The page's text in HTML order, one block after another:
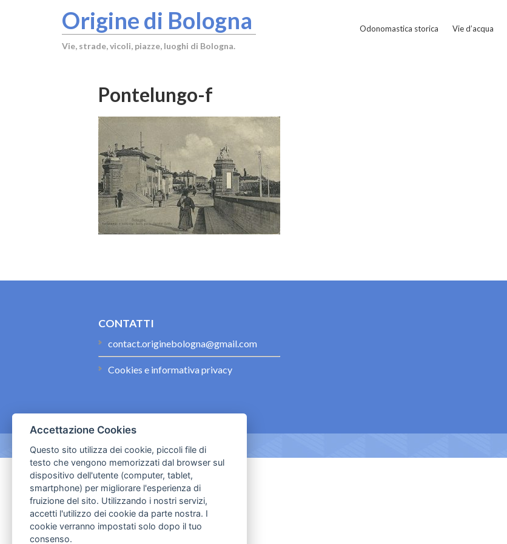
Origine di Bologna
Vie, strade, vicoli, piazze, luoghi di Bologna.
Odonomastica storica Vie d’acqua
Pontelungo-f
CONTATTI
contact.originebologna@gmail.com
Cookies e informativa privacy
Accettazione Cookies
Questo sito utilizza dei cookie, piccoli file di
testo che vengono memorizzati dal browser sul
dispositivo dell'utente (computer, tablet,
smartphone) per migliorare l'esperienza di
fruizione del sito. Utilizzando i nostri servizi,
accetti l'utilizzo dei cookie da parte nostra. I
cookie verranno impostati solo dopo il tuo
consenso.